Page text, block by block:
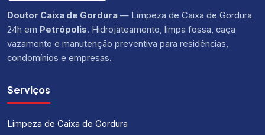
Doutor Caixa de Gordura — Limpeza de Caixa de Gordura
24h em Petrópolis. Hidrojateamento, limpa fossa, caça
vazamento e manutenção preventiva para residências,
condomínios e empresas.
Serviços
Limpeza de Caixa de Gordura